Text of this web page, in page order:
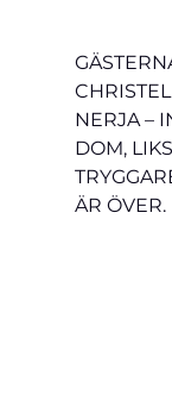
NERJA –
DOM,
ÄR ÖVER.